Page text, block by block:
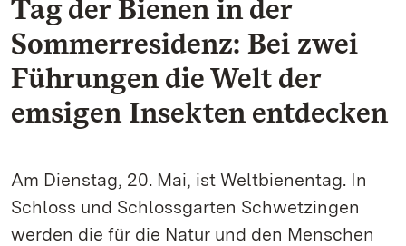
Tag der Bienen in der
Sommerresidenz: Bei zwei
Führungen die Welt der
emsigen Insekten entdecken
Am Dienstag, 20. Mai, ist Weltbienentag. In
Schloss und Schlossgarten Schwetzingen
werden die für die Natur und den Menschen